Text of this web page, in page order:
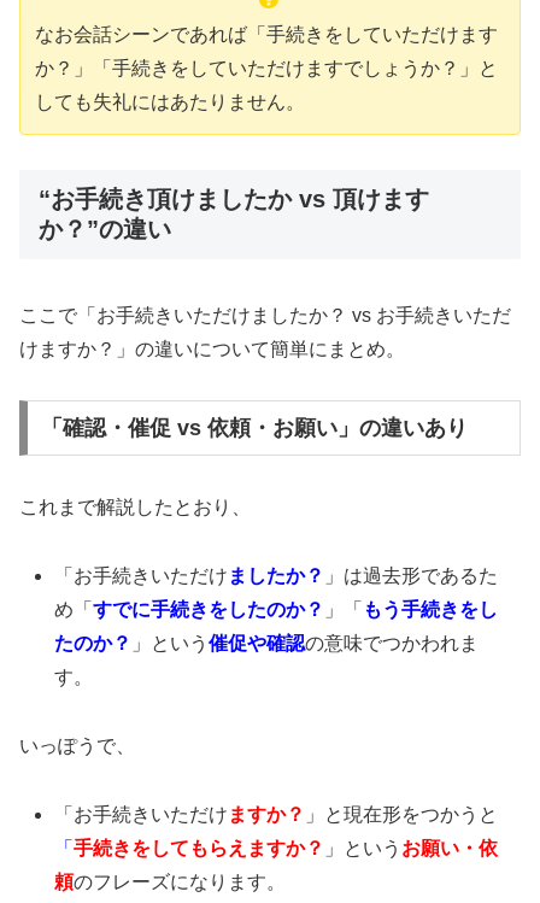
なお会話シーンであれば「手続きをしていただけます
か？」「手続きをしていただけますでしょうか？」と
しても失礼にはあたりません。
“お手続き頂けましたか vs 頂けます
か？”の違い
ここで「お手続きいただけましたか？ vs お手続きいただ
けますか？」の違いについて簡単にまとめ。
「確認・催促 vs 依頼・お願い」の違いあり
これまで解説したとおり、
「お手続きいただけ ましたか？ 」は過去形であるた
め「すでに手続きをしたのか？ 」「 もう手続きをし
たのか？ 」という催促や確認の意味でつかわれま
す。
いっぽうで、
「お手続きいただけ ますか？ 」と現在形をつかうと
「手続きをしてもらえますか？ 」という お願い・依
頼のフレーズになります。